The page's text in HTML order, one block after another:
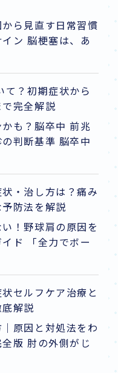
ら見直す日常習慣
ン 脳梗塞は、あ
て？初期症状から
完全解説
も？脳卒中 前兆
判断基準 脳卒中
・治し方は？痛み
防法を解説
！野球肩の原因を
ド 「全力でボー
セルフケア治療と
解説
原因と対処法をわ
版 肘の外側がじ